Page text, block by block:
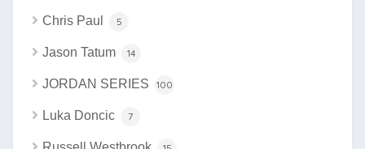
Chris Paul 5
Jason Tatum 14
JORDAN SERIES 100
Luka Doncic 7